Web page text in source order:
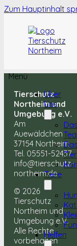
Zum Hauptinhalt
Menü
Über
Uns
Das
Das
Tiere
Helfen
Tierschutz
Northeim und
Umgebung e.V.
Am
Auewäldchen
37154 Northeim
Tel. 05551-52437
info@tierschutz-
northeim.de
© 2026
Tierschutz
Northeim und
Umgebung e.V.
Alle Rechte
vorbehalten